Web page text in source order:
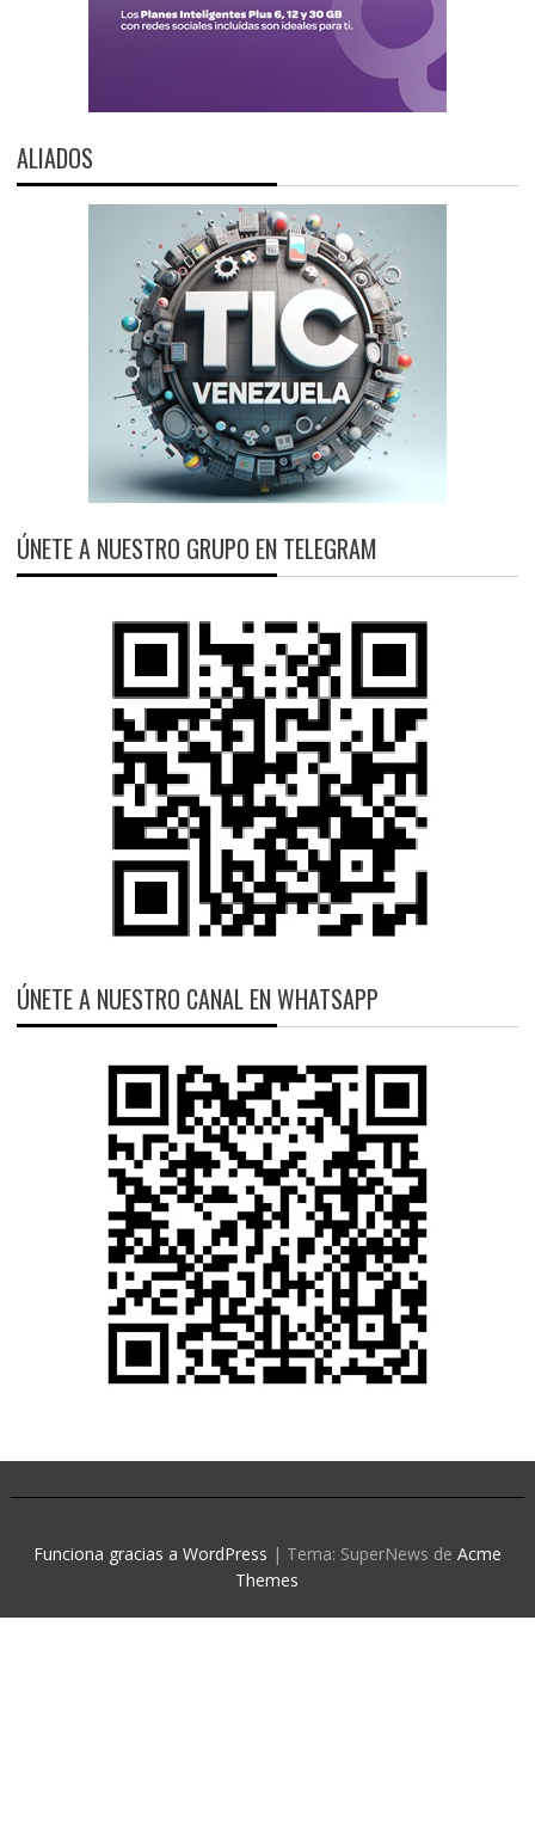
ALIADOS
ÚNETE A NUESTRO GRUPO EN TELEGRAM
ÚNETE A NUESTRO CANAL EN WHATSAPP
Funciona gracias a WordPress | Tema: SuperNews de Acme
Themes